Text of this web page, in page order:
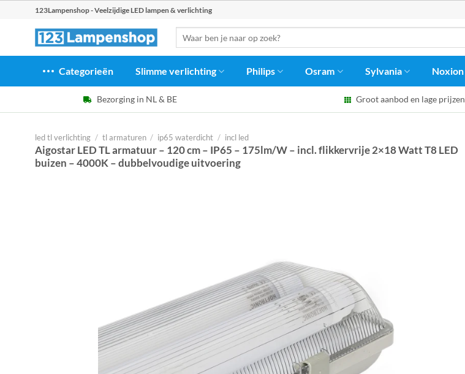
123Lampenshop - Veelzijdige LED lampen & verlichting
naar:
Categorieën Slimme verlichting Philips Osram Sylvania Noxion
Bezorging in NL & BE Groot aanbod en lage prijzen
led tl verlichting / tl armaturen / ip65 waterdicht / incl led
Aigostar LED TL armatuur – 120 cm – IP65 – 175lm/W – incl. flikkervrije 2×18 Watt T8 LED
buizen – 4000K – dubbelvoudige uitvoering